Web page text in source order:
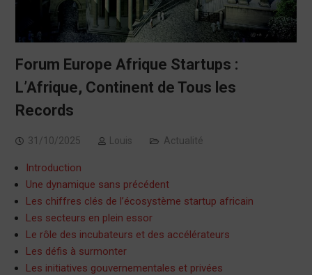
Forum Europe Afrique Startups :
L’Afrique, Continent de Tous les
Records
31/10/2025 Louis Actualité
Introduction
Une dynamique sans précédent
Les chiffres clés de l’écosystème startup africain
Les secteurs en plein essor
Le rôle des incubateurs et des accélérateurs
Les défis à surmonter
Les initiatives gouvernementales et privées